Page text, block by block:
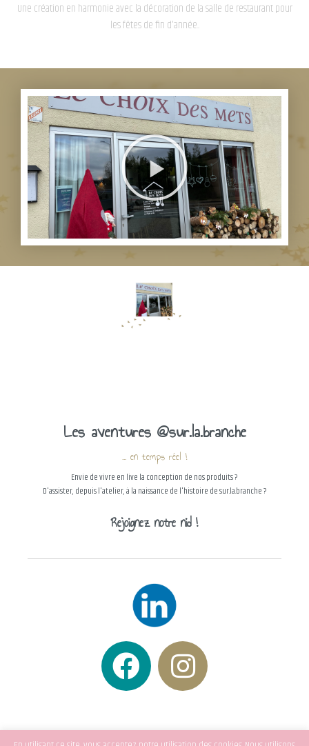
Une création en harmonie avec la décoration de la salle de restaurant pour
les fêtes de fin d'année...
Les aventures @sur.la.branche
... en temps réel !
Envie de vivre en live la conception de nos produits ?
D'assister, depuis l'atelier, à la naissance de l'histoire de sur.la.branche ?
Rejoignez notre nid !